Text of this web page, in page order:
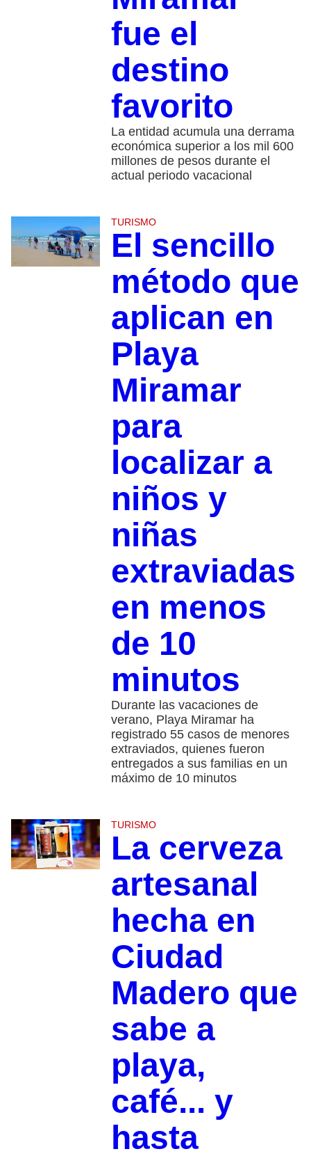
fue el
destino
favorito
La entidad acumula una derrama
económica superior a los mil 600
millones de pesos durante el
actual periodo vacacional
TURISMO
El sencillo
método que
aplican en
Playa
Miramar
para
localizar a
niños y
niñas
extraviadas
en menos
de 10
minutos
Durante las vacaciones de
verano, Playa Miramar ha
registrado 55 casos de menores
extraviados, quienes fueron
entregados a sus familias en un
máximo de 10 minutos
TURISMO
La cerveza
artesanal
hecha en
Ciudad
Madero que
sabe a
playa,
café... y
hasta